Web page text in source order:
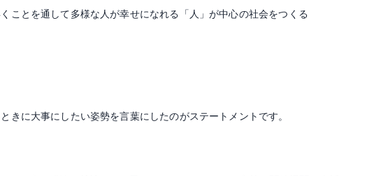
ことを通して多様な人が幸せになれる「人」が中心の社会をつくる
きに大事にしたい姿勢を言葉にしたのがステートメントです。